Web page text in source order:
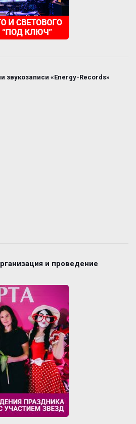
звукозаписи «Energy-Records»
и проведение